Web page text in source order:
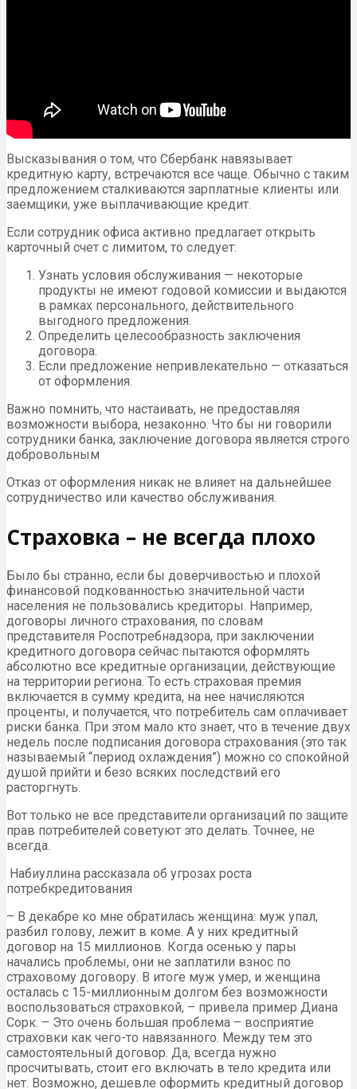
Высказывания о том, что Сбербанк навязывает
кредитную карту, встречаются все чаще. Обычно с таким
предложением сталкиваются зарплатные клиенты или
заемщики, уже выплачивающие кредит.
Если сотрудник офиса активно предлагает открыть
карточный счет с лимитом, то следует:
Узнать условия обслуживания — некоторые
продукты не имеют годовой комиссии и выдаются
в рамках персонального, действительного
выгодного предложения.
Определить целесообразность заключения
договора.
Если предложение непривлекательно — отказаться
от оформления.
Важно помнить, что настаивать, не предоставляя
возможности выбора, незаконно. Что бы ни говорили
сотрудники банка, заключение договора является строго
добровольным
Отказ от оформления никак не влияет на дальнейшее
сотрудничество или качество обслуживания.
Страховка – не всегда плохо
Было бы странно, если бы доверчивостью и плохой
финансовой подкованностью значительной части
населения не пользовались кредиторы. Например,
договоры личного страхования, по словам
представителя Роспотребнадзора, при заключении
кредитного договора сейчас пытаются оформлять
абсолютно все кредитные организации, действующие
на территории региона. То есть страховая премия
включается в сумму кредита, на нее начисляются
проценты, и получается, что потребитель сам оплачивает
риски банка. При этом мало кто знает, что в течение двух
недель после подписания договора страхования (это так
называемый “период охлаждения”) можно со спокойной
душой прийти и безо всяких последствий его
расторгнуть.
Вот только не все представители организаций по защите
прав потребителей советуют это делать. Точнее, не
всегда.
Набиуллина рассказала об угрозах роста
потребкредитования
– В декабре ко мне обратилась женщина: муж упал,
разбил голову, лежит в коме. А у них кредитный
договор на 15 миллионов. Когда осенью у пары
начались проблемы, они не заплатили взнос по
страховому договору. В итоге муж умер, и женщина
осталась с 15-миллионным долгом без возможности
воспользоваться страховкой, – привела пример Диана
Сорк. – Это очень большая проблема – восприятие
страховки как чего-то навязанного. Между тем это
самостоятельный договор. Да, всегда нужно
просчитывать, стоит его включать в тело кредита или
нет. Возможно, дешевле оформить кредитный договор